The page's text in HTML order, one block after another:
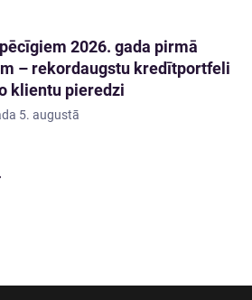
2026. gada pirmā
– rekordaugstu kredītportfeli
klientu pieredzi
5. augustā